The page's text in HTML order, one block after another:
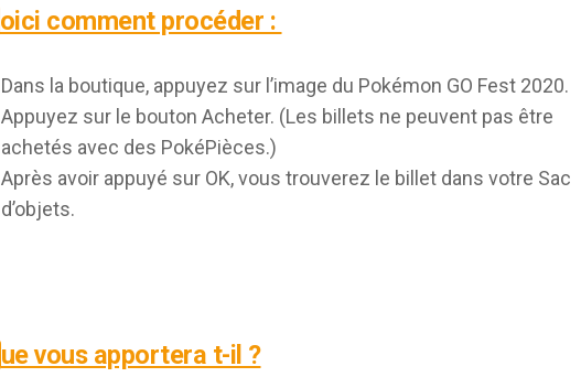
Voici comment procéder :
Dans la boutique, appuyez sur l’image du Pokémon GO Fest 2020.
Appuyez sur le bouton Acheter. (Les billets ne peuvent pas être
achetés avec des PokéPièces.)
Après avoir appuyé sur OK, vous trouverez le billet dans votre Sac
d’objets.
Que vous apportera t-il ?